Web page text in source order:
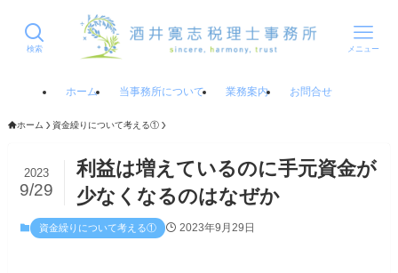
検索 メニュー
ホーム 当事務所について 業務案内 お問合せ
ホーム 資金繰りについて考える①
利益は増えているのに手元資金が
少なくなるのはなぜか
2023
9/29
資金繰りについて考える① 2023年9月29日